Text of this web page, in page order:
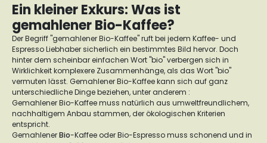
Ein kleiner Exkurs: Was ist
gemahlener Bio-Kaffee?
Der Begriff "gemahlener Bio-Kaffee" ruft bei jedem Kaffee- und
Espresso Liebhaber sicherlich ein bestimmtes Bild hervor. Doch
hinter dem scheinbar einfachen Wort "bio" verbergen sich in
Wirklichkeit komplexere Zusammenhänge, als das Wort "bio"
vermuten lässt. Gemahlener Bio-Kaffee kann sich auf ganz
unterschiedliche Dinge beziehen, unter anderem :
Gemahlener Bio-Kaffee muss natürlich aus umweltfreundlichem,
nachhaltigem Anbau stammen, der ökologischen Kriterien
entspricht.
GemahlenerBio-Kaffee oder Bio-Espresso muss schonend und in